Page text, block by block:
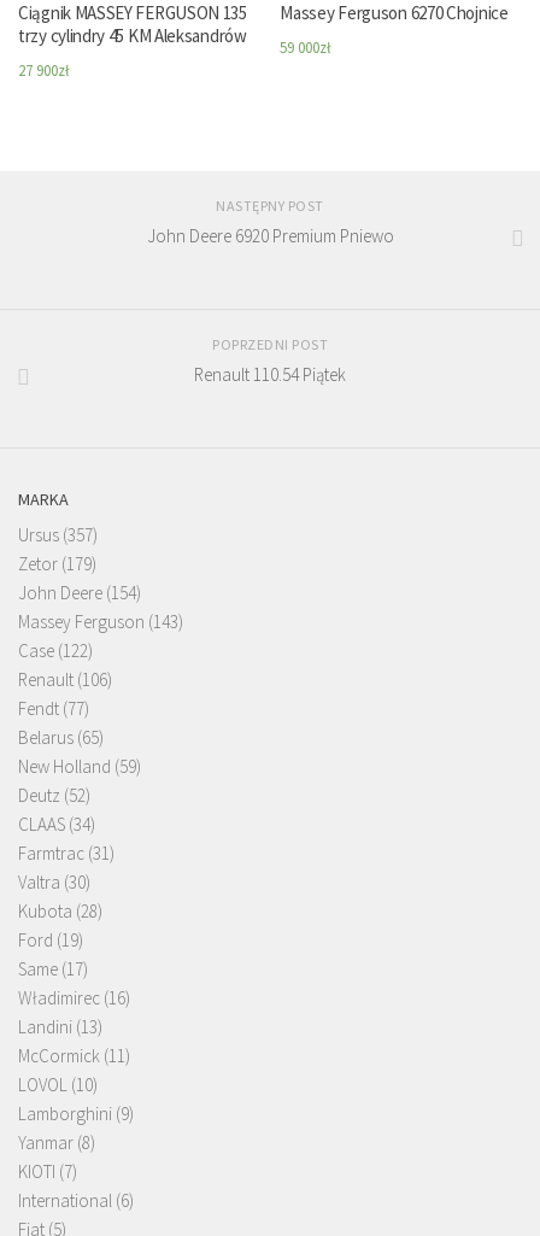
Ciągnik MASSEY FERGUSON 135
trzy cylindry 45 KM Aleksandrów
27 900zł
Massey Ferguson 6270 Chojnice
59 000zł
NASTĘPNY POST
John Deere 6920 Premium Pniewo
POPRZEDNI POST
Renault 110.54 Piątek
MARKA
Ursus (357)
Zetor (179)
John Deere (154)
Massey Ferguson (143)
Case (122)
Renault (106)
Fendt (77)
Belarus (65)
New Holland (59)
Deutz (52)
CLAAS (34)
Farmtrac (31)
Valtra (30)
Kubota (28)
Ford (19)
Same (17)
Władimirec (16)
Landini (13)
McCormick (11)
LOVOL (10)
Lamborghini (9)
Yanmar (8)
KIOTI (7)
International (6)
Fiat (5)